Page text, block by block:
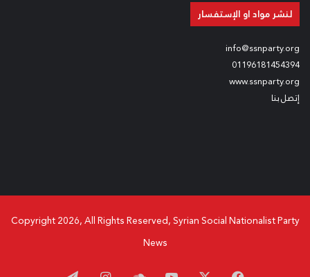
لنشر مواد او الإستفسار
info@ssnparty.org
01196181454394
www.ssnparty.org
إتصل بنا
Copyright 2026, All Rights Reserved, Syrian Social Nationalist Party
News